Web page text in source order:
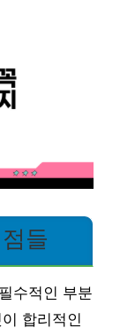
들
수적인 부분
합리적인